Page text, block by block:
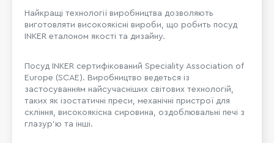
Найкращі технології виробництва дозволяють
виготовляти високоякісні вироби, що робить посуд
INKER еталоном якості та дизайну.
Посуд INKER сертифікований Speciality Association of
Europe (SCAE). Виробництво ведеться із
застосуванням найсучасніших світових технологій,
таких як ізостатичні преси, механічні пристрої для
скління, високоякісна сировина, оздоблювальні печі з
глазур'ю та інші.